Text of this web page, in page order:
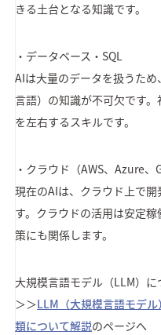
きる土台となる知識です。
・データベース・SQL
AIは大量のデータを扱うた
言語）の知識が不可欠です
を左右するスキルです。
・クラウド（AWS、Azure、
現在のAIは、クラウド上で
す。クラウドの活用は安定
策にも関係します。
大規模言語モデル（LLM）に
＞＞LLM（大規模言語モデ
類について解説のページへ